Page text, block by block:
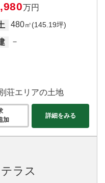
万円
480㎡(145.19坪)
－
荘エリアの土地
加
詳細をみる
ラス